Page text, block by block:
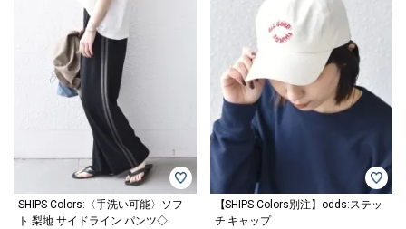
SHIPS Colors:〈手洗い可能〉ソフ
ト 梨地 サイドライン パンツ◇
【SHIPS Colors別注】odds:ステッ
チ キャップ